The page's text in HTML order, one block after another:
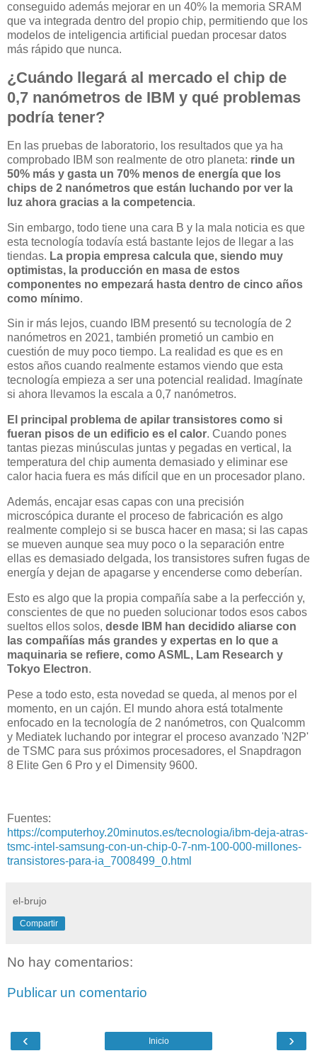
conseguido además mejorar en un 40% la memoria SRAM
que va integrada dentro del propio chip, permitiendo que los
modelos de inteligencia artificial puedan procesar datos
más rápido que nunca.
¿Cuándo llegará al mercado el chip de
0,7 nanómetros de IBM y qué problemas
podría tener?
En las pruebas de laboratorio, los resultados que ya ha
comprobado IBM son realmente de otro planeta: rinde un
50% más y gasta un 70% menos de energía que los
chips de 2 nanómetros que están luchando por ver la
luz ahora gracias a la competencia.
Sin embargo, todo tiene una cara B y la mala noticia es que
esta tecnología todavía está bastante lejos de llegar a las
tiendas. La propia empresa calcula que, siendo muy
optimistas, la producción en masa de estos
componentes no empezará hasta dentro de cinco años
como mínimo.
Sin ir más lejos, cuando IBM presentó su tecnología de 2
nanómetros en 2021, también prometió un cambio en
cuestión de muy poco tiempo. La realidad es que es en
estos años cuando realmente estamos viendo que esta
tecnología empieza a ser una potencial realidad. Imagínate
si ahora llevamos la escala a 0,7 nanómetros.
El principal problema de apilar transistores como si
fueran pisos de un edificio es el calor. Cuando pones
tantas piezas minúsculas juntas y pegadas en vertical, la
temperatura del chip aumenta demasiado y eliminar ese
calor hacia fuera es más difícil que en un procesador plano.
Además, encajar esas capas con una precisión
microscópica durante el proceso de fabricación es algo
realmente complejo si se busca hacer en masa; si las capas
se mueven aunque sea muy poco o la separación entre
ellas es demasiado delgada, los transistores sufren fugas de
energía y dejan de apagarse y encenderse como deberían.
Esto es algo que la propia compañía sabe a la perfección y,
conscientes de que no pueden solucionar todos esos cabos
sueltos ellos solos, desde IBM han decidido aliarse con
las compañías más grandes y expertas en lo que a
maquinaria se refiere, como ASML, Lam Research y
Tokyo Electron.
Pese a todo esto, esta novedad se queda, al menos por el
momento, en un cajón. El mundo ahora está totalmente
enfocado en la tecnología de 2 nanómetros, con Qualcomm
y Mediatek luchando por integrar el proceso avanzado 'N2P'
de TSMC para sus próximos procesadores, el Snapdragon
8 Elite Gen 6 Pro y el Dimensity 9600.
Fuentes:
https://computerhoy.20minutos.es/tecnologia/ibm-deja-atras-
tsmc-intel-samsung-con-un-chip-0-7-nm-100-000-millones-
transistores-para-ia_7008499_0.html
el-brujo
Compartir
No hay comentarios:
Publicar un comentario
‹ ›
Inicio